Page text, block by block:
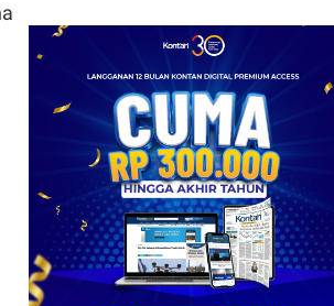
Promo Super Hemat
Indomaret 6–19 Agustus
2026, Diskon Kebutuhan
Rumah hingga 40%
6
Prediksi Persib vs
Persebaya di Final Piala
Presiden 2026: Susunan
Pemain & Skor